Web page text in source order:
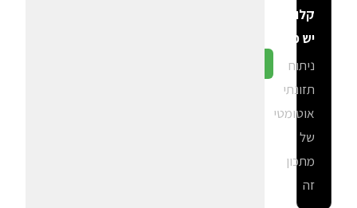
קלוריות
יש פה?
ניתוח
תזונתי
אוטומטי
של
מתכון
זה